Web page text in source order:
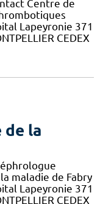
Centre de
Lapeyronie 371
CEDEX
de la
maladie de Fabry
Lapeyronie 371
CEDEX